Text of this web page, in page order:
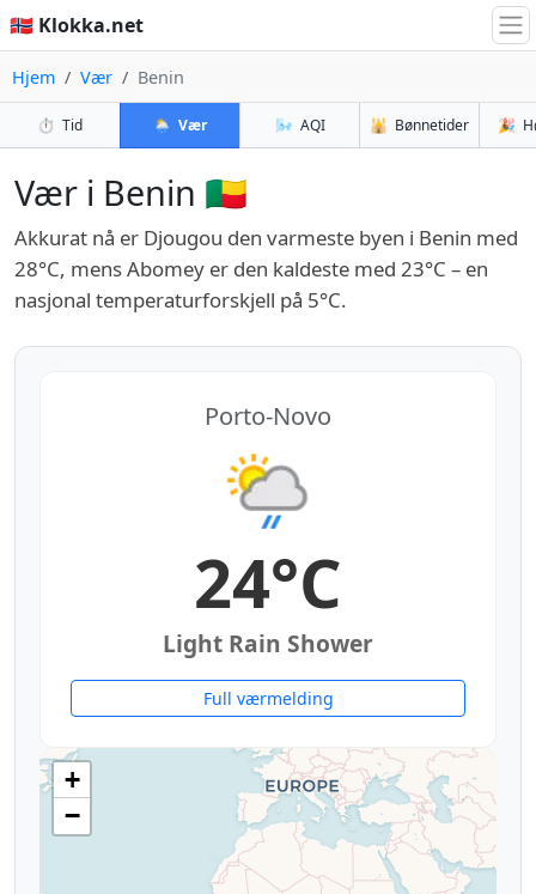
🇳🇴 Klokka.net
Hjem Vær Benin
⏱️ Tid 🌦️ Vær 🌬️ AQI 🕌 Bønnetider 🎉
Vær i Benin 🇧🇯
Akkurat nå er Djougou den varmeste byen i Benin med
28°C, mens Abomey er den kaldeste med 23°C – en
nasjonal temperaturforskjell på 5°C.
Porto-Novo
24°C
Light Rain Shower
Full værmelding
+
−